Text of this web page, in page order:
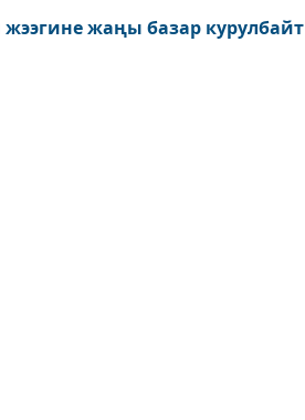
жаңы базар курулбайт